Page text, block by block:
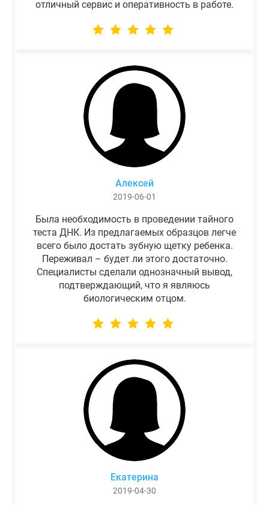
отличный сервис и оперативность в работе.
Алексей
2019-06-01
Была необходимость в проведении тайного
теста ДНК. Из предлагаемых образцов легче
всего было достать зубную щетку ребенка.
Переживал – будет ли этого достаточно.
Специалисты сделали однозначный вывод,
подтверждающий, что я являюсь
биологическим отцом.
Екатерина
2019-04-30